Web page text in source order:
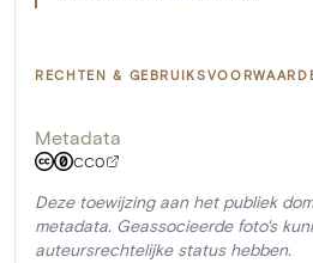
RECHTEN &
Metadata
CC0
Deze toewijzing aan het publiek
metadata. Geassocieerde foto's
auteursrechtelijke status hebben.